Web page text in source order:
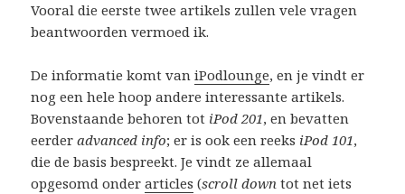
Vooral die eerste twee artikels zullen vele vragen
beantwoorden vermoed ik.
De informatie komt vaniPodlounge, en je vindt er
nog een hele hoop andere interessante artikels.
Bovenstaande behoren tot iPod 201, en bevatten
eerderadvanced info; er is ook een reeks iPod 101,
die de basis bespreekt. Je vindt ze allemaal
opgesomd onderarticles (scroll down tot net iets